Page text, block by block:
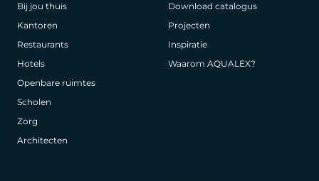
Bij jou thuis
Kantoren
Restaurants
Hotels
Openbare ruimtes
Scholen
Zorg
Architecten
Download catalogus
Projecten
Inspiratie
Waarom AQUALEX?